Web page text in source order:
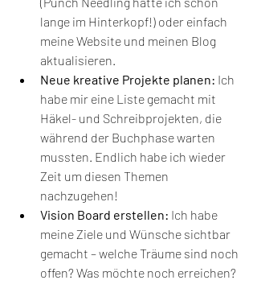
lange im Hinterkopf!) oder einfach
meine Website und meinen Blog
aktualisieren.
Neue kreative Projekte planen: Ich
habe mir eine Liste gemacht mit
Häkel- und Schreibprojekten, die
während der Buchphase warten
mussten. Endlich habe ich wieder
Zeit um diesen Themen
nachzugehen!
Vision Board erstellen: Ich habe
meine Ziele und Wünsche sichtbar
gemacht – welche Träume sind noch
offen? Was möchte noch erreichen?